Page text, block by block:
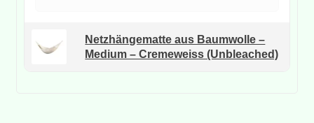
Netzhängematte aus Baumwolle –
Medium – Cremeweiss (Unbleached)